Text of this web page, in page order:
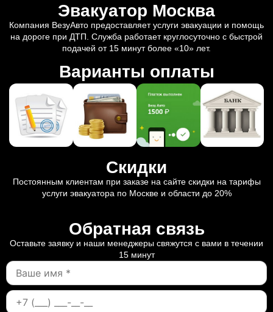
Эвакуатор Москва
Компания ВезуАвто предоставляет услуги эвакуации и помощь
на дороге при ДТП. Служба работает круглосуточно с быстрой
подачей от 15 минут более «10» лет.
Варианты оплаты
Скидки
Постоянным клиентам при заказе на сайте скидки на тарифы
услуги эвакуатора по Москве и области до 20%
Обратная связь
Оставьте заявку и наши менеджеры свяжутся с вами в течении
15 минут